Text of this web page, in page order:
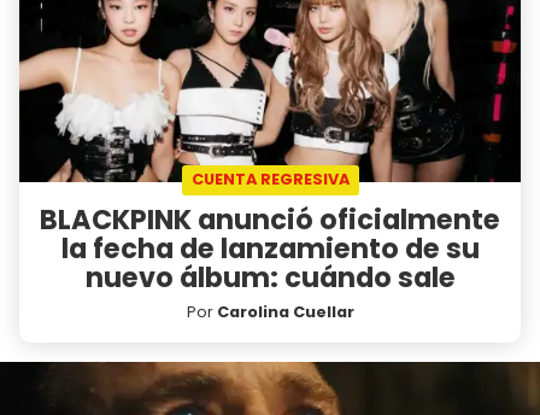
CUENTA REGRESIVA
BLACKPINK anunció oficialmente
la fecha de lanzamiento de su
nuevo álbum: cuándo sale
Por Carolina Cuellar